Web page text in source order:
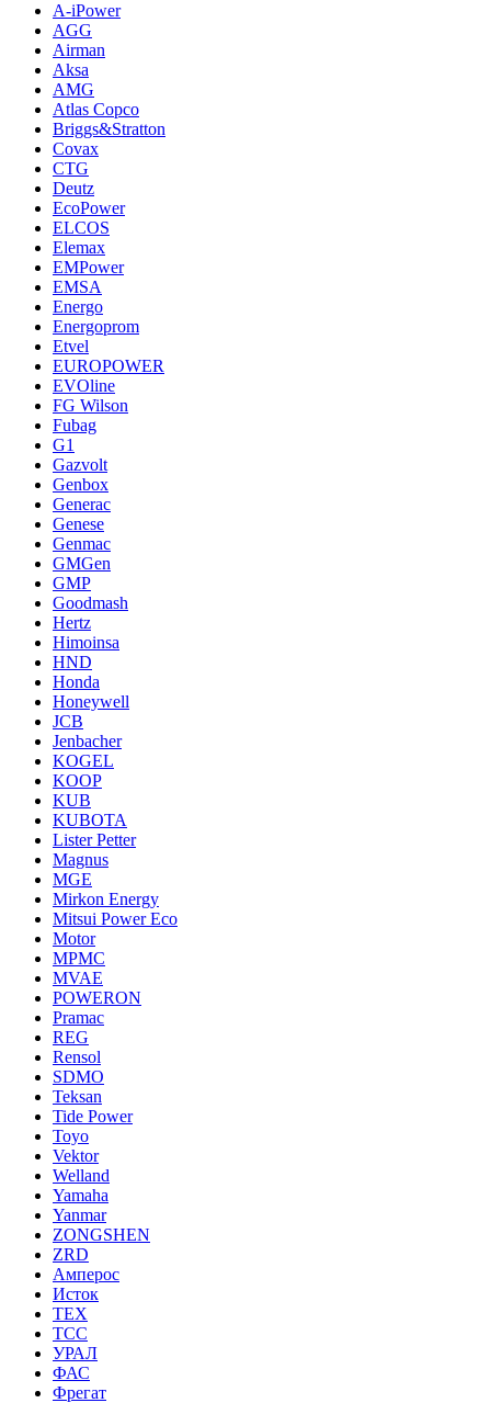
A-iPower
AGG
Airman
Aksa
AMG
Atlas Copco
Briggs&Stratton
Covax
CTG
Deutz
EcoPower
ELCOS
Elemax
EMPower
EMSA
Energo
Energoprom
Etvel
EUROPOWER
EVOline
FG Wilson
Fubag
G1
Gazvolt
Genbox
Generac
Genese
Genmac
GMGen
GMP
Goodmash
Hertz
Himoinsa
HND
Honda
Honeywell
JCB
Jenbacher
KOGEL
KOOP
KUB
KUBOTA
Lister Petter
Magnus
MGE
Mirkon Energy
Mitsui Power Eco
Motor
MPMC
MVAE
POWERON
Pramac
REG
Rensol
SDMO
Teksan
Tide Power
Toyo
Vektor
Welland
Yamaha
Yanmar
ZONGSHEN
ZRD
Амперос
Исток
ТЕХ
ТСС
УРАЛ
ФАС
Фрегат